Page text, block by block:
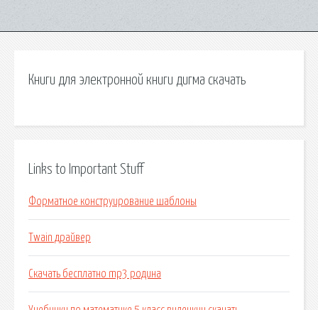
Книги для электронной книги дигма скачать
Links to Important Stuff
Форматное конструирование шаблоны
Twain драйвер
Скачать бесплатно mp3 родина